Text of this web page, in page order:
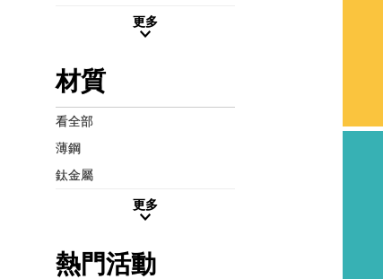
更多
材質
看全部
薄鋼
鈦金屬
更多
熱門活動